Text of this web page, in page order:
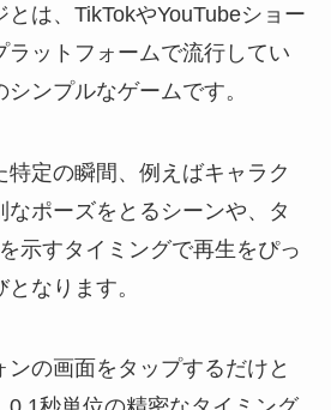
とは、TikTokやYouTubeショー
ラットフォームで流行してい
ンプルなゲームです。
定の瞬間、例えばキャラク
なポーズをとるシーンや、タ
示すタイミングで再生をぴっ
なります。
の画面をタップするだけと